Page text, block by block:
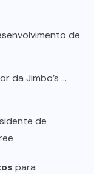
de
da Jimbo’s …
de
para